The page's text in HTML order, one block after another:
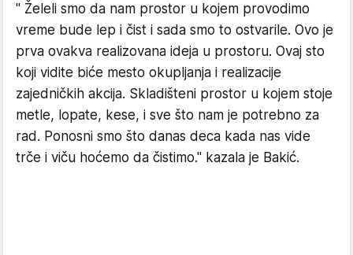
" Želeli smo da nam prostor u kojem provodimo
vreme bude lep i čist i sada smo to ostvarile. Ovo je
prva ovakva realizovana ideja u prostoru. Ovaj sto
koji vidite biće mesto okupljanja i realizacije
zajedničkih akcija. Skladišteni prostor u kojem stoje
metle, lopate, kese, i sve što nam je potrebno za
rad. Ponosni smo što danas deca kada nas vide
trče i viču hoćemo da čistimo." kazala je Bakić.